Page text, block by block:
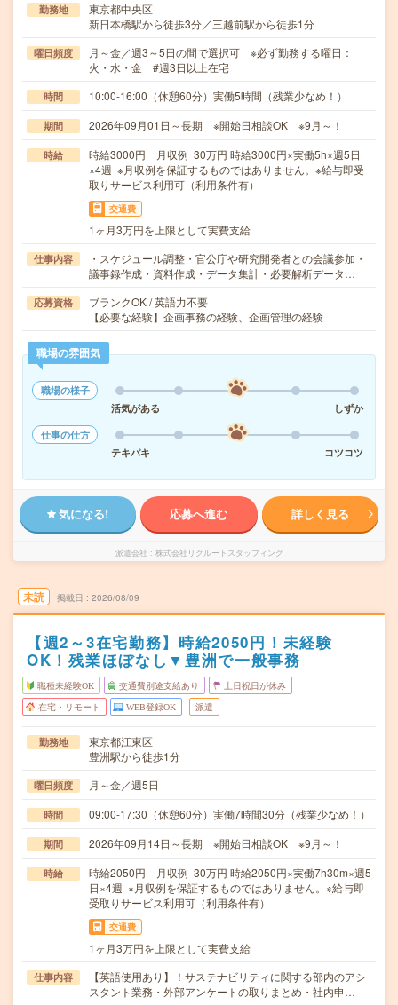
勤務地
東京都中央区
新日本橋駅から徒歩3分／三越前駅から徒歩1分
曜日頻度
月～金／週3～5日の間で選択可 ※必ず勤務する曜日：
火・水・金 #週3日以上在宅
時間 10:00-16:00（休憩60分）実働5時間（残業少なめ！）
期間 2026年09月01日～長期 ※開始日相談OK ※9月～！
時給
時給3000円 月収例 30万円 時給3000円×実働5h×週5日
×4週 ※月収例を保証するものではありません。※給与即受
取りサービス利用可（利用条件有）
交通費
1ヶ月3万円を上限として実費支給
仕事内容
・スケジュール調整・官公庁や研究開発者との会議参加・
議事録作成・資料作成・データ集計・必要解析データ…
応募資格
ブランクOK / 英語力不要
【必要な経験】企画事務の経験、企画管理の経験
職場の雰囲気
職場の様子
活気がある
しずか
仕事の仕方
テキパキ
コツコツ
気になる! 応募へ進む 詳しく見る
派遣会社 株式会社リクルートスタッフィング
未読 掲載日 2026/08/09
【週2～3在宅勤務】時給2050円！未経験
OK！残業ほぼなし▼豊洲で一般事務
職種未経験OK 交通費別途支給あり 土日祝日が休み
在宅・リモート WEB登録OK 派遣
勤務地
東京都江東区
豊洲駅から徒歩1分
曜日頻度 月～金／週5日
時間 09:00-17:30（休憩60分）実働7時間30分（残業少なめ！）
期間 2026年09月14日～長期 ※開始日相談OK ※9月～！
時給
時給2050円 月収例 30万円 時給2050円×実働7h30m×週5
日×4週 ※月収例を保証するものではありません。※給与即
受取りサービス利用可（利用条件有）
交通費
1ヶ月3万円を上限として実費支給
仕事内容
【英語使用あり】！サステナビリティに関する部内のアシ
スタント業務・外部アンケートの取りまとめ・社内申…